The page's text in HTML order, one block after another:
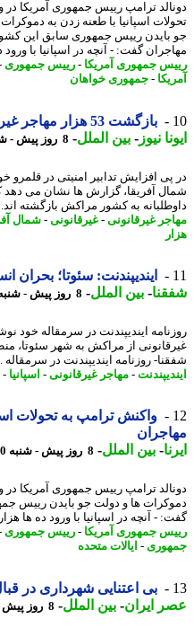
ترامپ رییس جمهوری آمریکا در
اسپانیا با طعنه زدن به دموکرات ها
رییس جمهوری سابق این کشور
گفت: - آنچه در اسپانیا با ورود ده
جمهوری آمریکا- رییس جمهوری-
- جمهوری خواهان
بازگشت 53 هزار مهاجر غیرقانونی از اسپانیا به مراکش
نیوز-بین الملل-8 روز پیش - شنبه 10 مرداد 1405، 10:31
افزایش تدابیر امنیتی در قلمرو
به کشور مراکش بازگشته اند. ...
غیرقانونی-غیرقانونی-شمال آفریقا
ایندیپندنت: سئوتا؛ بحران
-بین الملل-8 روز پیش - شنبه 10 مرداد 1405، 09:22
ایندیپندنت در سرمقاله خود نوشت
از مراکش به شهر سئوتا، منطقه
روزنامه ایندیپندنت در سرمقاله ...
-مهاجر غیرقانونی-اسپانیا-
واکنش ترامپ به تحولات
-بین الملل-8 روز پیش - شنبه 10 مرداد 1405، 01:20
ترامپ رییس جمهوری آمریکا در
ها و دولت جو بایدن رییس
- آنچه در اسپانیا با ورود ده ها هزار ...
جمهوری آمریکا- رییس جمهوری-
- ایالات متحده
بی اعتنایی شهرداری در
ایران- بین الملل-8 روز پیش - جمعه 9 مرداد 1405، 23:10